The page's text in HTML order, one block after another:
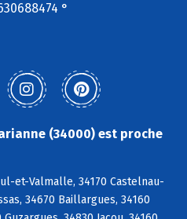
°
(34000) est proche
et-Valmalle, 34170 Castelnau-
34670 Baillargues, 34160